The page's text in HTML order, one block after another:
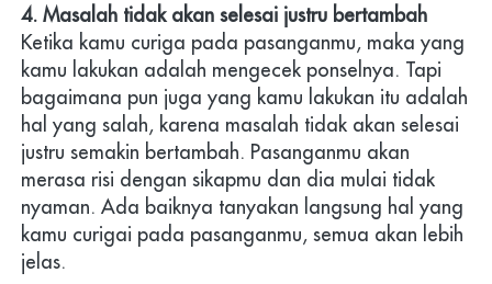
4. Masalah tidak akan selesai justru bertambah
Ketika kamu curiga pada pasanganmu, maka yang
kamu lakukan adalah mengecek ponselnya. Tapi
bagaimana pun juga yang kamu lakukan itu adalah
hal yang salah, karena masalah tidak akan selesai
justru semakin bertambah. Pasanganmu akan
merasa risi dengan sikapmu dan dia mulai tidak
nyaman. Ada baiknya tanyakan langsung hal yang
kamu curigai pada pasanganmu, semua akan lebih
jelas.